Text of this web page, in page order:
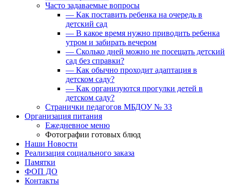
Часто задаваемые вопросы
— Как поставить ребенка на очередь в
детский сад
— В какое время нужно приводить ребенка
утром и забирать вечером
— Сколько дней можно не посещать детский
сад без справки?
— Как обычно проходит адаптация в
детском саду?
— Как организуются прогулки детей в
детском саду?
Странички педагогов МБДОУ № 33
Организация питания
Ежедневное меню
Фотографии готовых блюд
Наши Новости
Реализация социального заказа
Памятки
ФОП ДО
Контакты